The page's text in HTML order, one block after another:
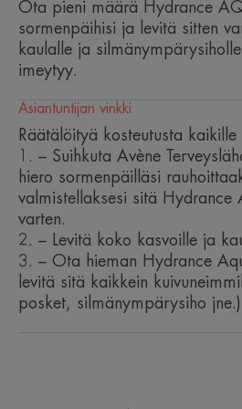
• KOSTEUTTAA ihoa ja jättää
• SUOJAA vapailta
• KIRKASTAA ihoa.
TEKSTUURI
Tekstuurin edut
Täyteläinen geelivoide, joka imeytyy
kosteuttaen sitä.
Sisällön tuoksu
Miellyttävä ja kevyt
Ota pieni määrä Hydrance
sormenpäihisi ja levitä sitten
kaulalle ja
imeytyy.
Asiantuntijan vinkki
Räätälöityä kosteutusta kaikille
1. – Suihkuta Avène
hiero sormenpäilläsi
valmistellaksesi sitä Hydrance
varten.
2. – Levitä koko kasvoille ja
3. – Ota hieman Hydrance
levitä sitä kaikkein
posket, silmänympärysiho